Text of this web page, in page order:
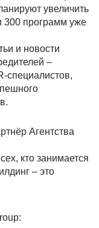
увеличить
300 программ уже
и новости
–
специалистов,
Агентства
кто занимается
– это